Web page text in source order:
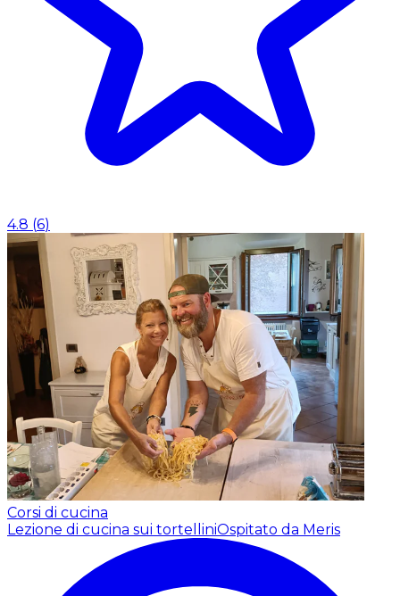
4.8 (6)
Corsi di cucina
Lezione di cucina sui tortelliniOspitato da Meris